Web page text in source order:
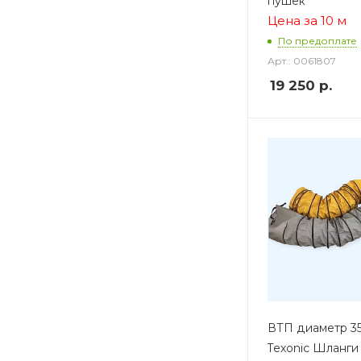
Цена за 10 м
По предоплате
Арт.: 0061807
19 250 р.
ВТП диаметр
Texonic Шланги